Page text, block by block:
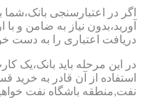
آورید،بدون نیاز به ضامن و
دریافت اعتباری را به دست
در این مرحله باید بانک،یک
استفاده از آن قادر به خرید
نفت,منطقه باشگاه نفت